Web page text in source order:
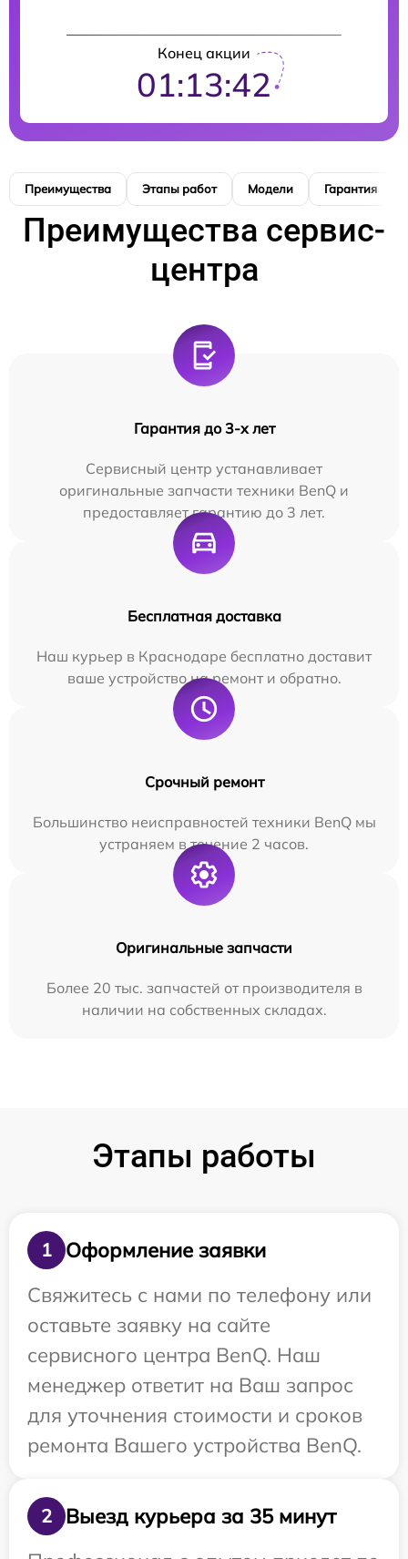
Конец акции
01:13:41
Преимущества Этапы работ Модели Гарантия
Преимущества сервис-
центра
Гарантия до 3-х лет
Сервисный центр устанавливает
оригинальные запчасти техники BenQ и
предоставляет гарантию до 3 лет.
Бесплатная доставка
Наш курьер в Краснодаре бесплатно доставит
ваше устройство на ремонт и обратно.
Срочный ремонт
Большинство неисправностей техники BenQ мы
устраняем в течение 2 часов.
Оригинальные запчасти
Более 20 тыс. запчастей от производителя в
наличии на собственных складах.
Этапы работы
1
Оформление заявки
Свяжитесь с нами по телефону или
оставьте заявку на сайте
сервисного центра BenQ. Наш
менеджер ответит на Ваш запрос
для уточнения стоимости и сроков
ремонта Вашего устройства BenQ.
2
Выезд курьера за 35 минут